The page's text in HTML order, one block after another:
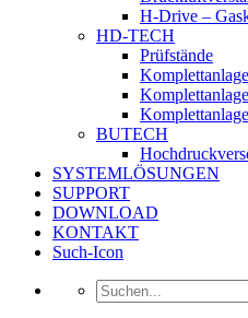
H-Drive –
HD-TECH
Prüfstände
BUTECH
SYSTEMLÖSUNGEN
SUPPORT
DOWNLOAD
KONTAKT
Such-Icon